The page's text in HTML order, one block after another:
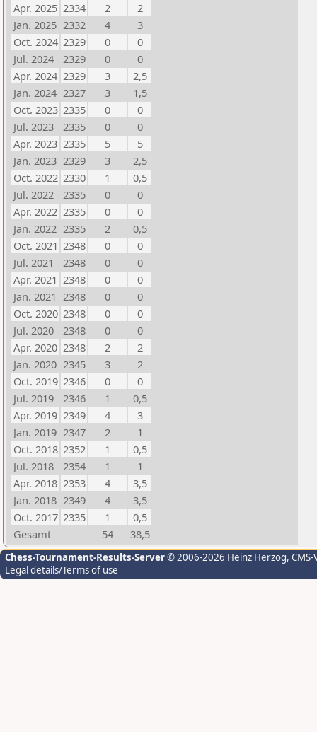
Apr. 2025 2334 2
2
Jan. 2025 2332 4
3
Oct. 2024 2329 0
0
Jul. 2024
2329 0
0
Apr. 2024 2329 3
2,5
Jan. 2024 2327 3
1,5
Oct. 2023 2335 0
0
Jul. 2023
2335 0
0
Apr. 2023 2335 5
5
Jan. 2023 2329 3
2,5
Oct. 2022 2330 1
0,5
Jul. 2022
2335 0
0
Apr. 2022 2335 0
0
Jan. 2022 2335 2
0,5
Oct. 2021 2348 0
0
Jul. 2021
2348 0
0
Apr. 2021 2348 0
0
Jan. 2021 2348 0
0
Oct. 2020 2348 0
0
Jul. 2020
2348 0
0
Apr. 2020 2348 2
2
Jan. 2020 2345 3
2
Oct. 2019 2346 0
0
Jul. 2019
2346 1
0,5
Apr. 2019 2349 4
3
Jan. 2019 2347 2
1
Oct. 2018 2352 1
0,5
Jul. 2018
2354 1
1
Apr. 2018 2353 4
3,5
Jan. 2018 2349 4
3,5
Oct. 2017 2335 1
0,5
Gesamt
54 38,5
Chess-Tournament-Results-Server© 2006-2026 Heinz Herzog,
Legal details/Terms of use